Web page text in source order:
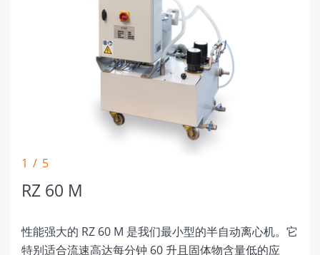
1 / 5
RZ 60 M
性能强大的 RZ 60 M 是我们最小型的半自动离心机。它
特别适合流速高达每分钟 60 升且固体物含量低的应